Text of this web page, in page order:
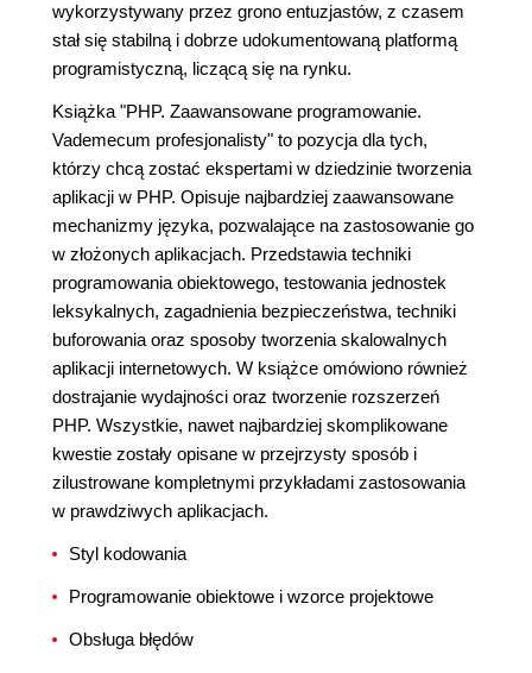
wykorzystywany przez grono entuzjastów, z czasem
stał się stabilną i dobrze udokumentowaną platformą
programistyczną, liczącą się na rynku.
Książka "PHP. Zaawansowane programowanie.
Vademecum profesjonalisty" to pozycja dla tych,
którzy chcą zostać ekspertami w dziedzinie tworzenia
aplikacji w PHP. Opisuje najbardziej zaawansowane
mechanizmy języka, pozwalające na zastosowanie go
w złożonych aplikacjach. Przedstawia techniki
programowania obiektowego, testowania jednostek
leksykalnych, zagadnienia bezpieczeństwa, techniki
buforowania oraz sposoby tworzenia skalowalnych
aplikacji internetowych. W książce omówiono również
dostrajanie wydajności oraz tworzenie rozszerzeń
PHP. Wszystkie, nawet najbardziej skomplikowane
kwestie zostały opisane w przejrzysty sposób i
zilustrowane kompletnymi przykładami zastosowania
w prawdziwych aplikacjach.
Styl kodowania
Programowanie obiektowe i wzorce projektowe
Obsługa błędów